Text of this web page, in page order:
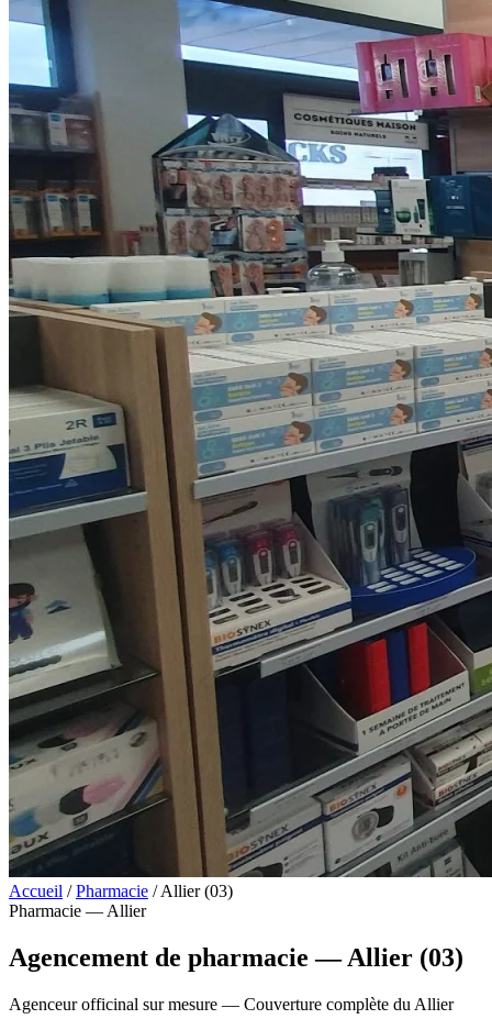
Accueil / Pharmacie / Allier (03)
Pharmacie — Allier
Agencement de pharmacie — Allier (03)
Agenceur officinal sur mesure — Couverture complète du Allier